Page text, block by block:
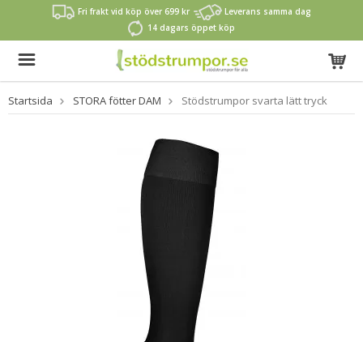
Fri frakt vid köp över 699 kr
Leverans samma dag
14 dagars öppet köp
Startsida STORA fötter DAM Stödstrumpor svarta lätt tryck